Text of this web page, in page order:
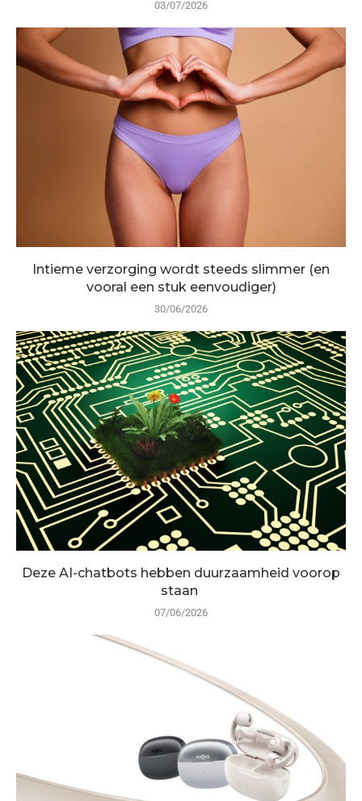
03/07/2026
Intieme verzorging wordt steeds slimmer (en
vooral een stuk eenvoudiger)
30/06/2026
Deze AI-chatbots hebben duurzaamheid voorop
staan
07/06/2026